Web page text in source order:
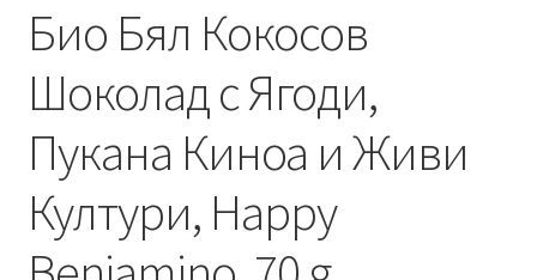
Био Бял Кокосов
Шоколад с Ягоди,
Пукана Киноа и Живи
Култури, Happy